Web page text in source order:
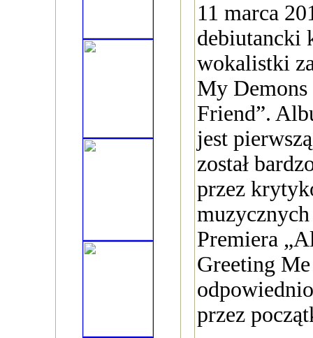
11 marca
debiutancki
wokalistki
My Demons
Friend”.
jest
został
przez
muzycznych
Premiera
Greeting Me
przez